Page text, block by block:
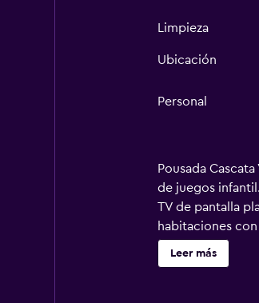
Limpieza
Ubicación
Personal
Pousada
de juegos
TV de pantalla
habitaciones
a la carta o
Leer más